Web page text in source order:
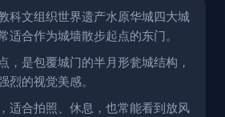
科文组织世界遗产水原华城四大城
适合作为城墙散步起点的东门。
，是包覆城门的半月形瓮城结构，
烈的视觉美感。
适合拍照、休息，也常能看到放风